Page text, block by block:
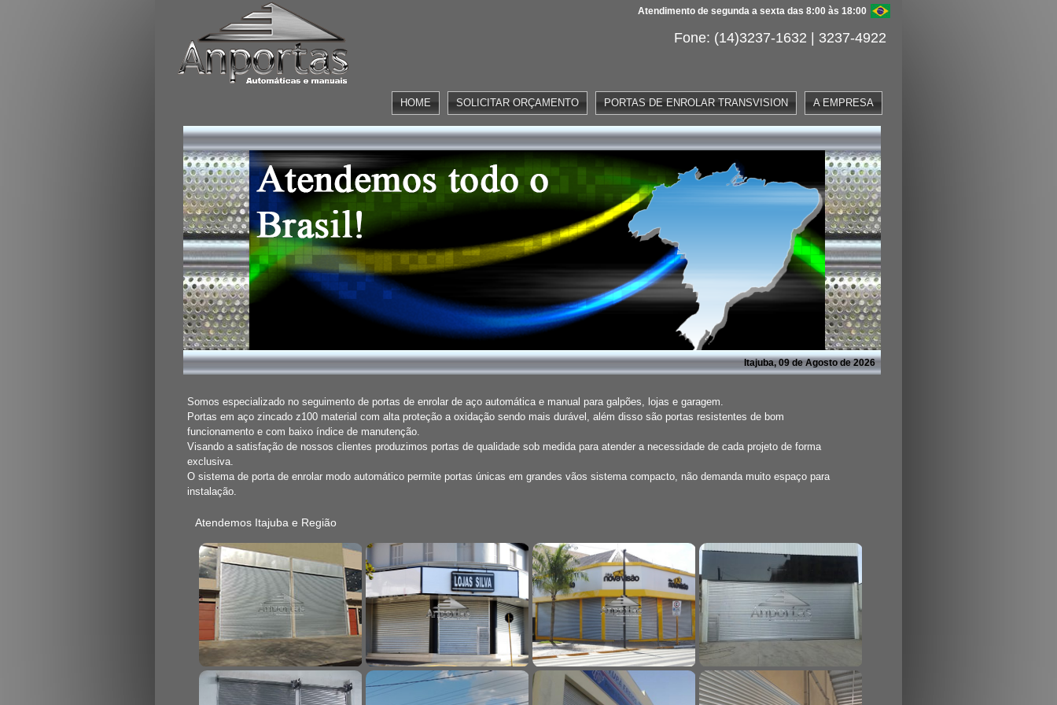
Atendimento de segunda a sexta das 8:00 às 18:00
Fone: (14)3237-1632 | 3237-4922
HOME SOLICITAR ORÇAMENTO PORTAS DE ENROLAR TRANSVISION A EMPRESA
Itajuba, 09 de Agosto de 2026
Somos especializado no seguimento de portas de enrolar de aço automática e manual para galpões, lojas e garagem.
Portas em aço zincado z100 material com alta proteção a oxidação sendo mais durável, além disso são portas resistentes de bom
funcionamento e com baixo índice de manutenção.
Visando a satisfação de nossos clientes produzimos portas de qualidade sob medida para atender a necessidade de cada projeto de forma
exclusiva.
O sistema de porta de enrolar modo automático permite portas únicas em grandes vãos sistema compacto, não demanda muito espaço para
instalação.
Atendemos Itajuba e Região